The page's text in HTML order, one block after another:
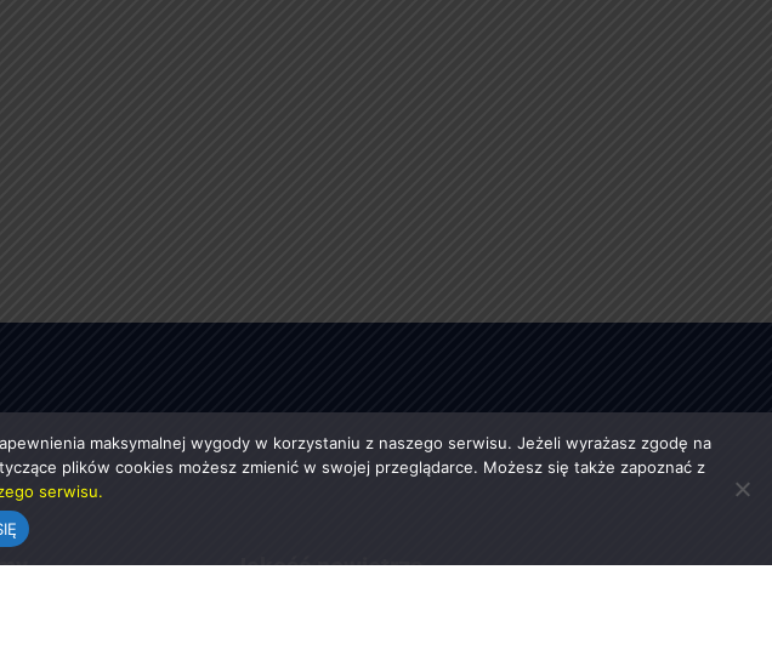
Jakość powietrza
maksymalnej wygody w korzystaniu z naszego serwisu. Jeżeli wyrażasz zgodę na
plików cookies możesz zmienić w swojej przeglądarce. Możesz się także zapoznać z
serwisu.